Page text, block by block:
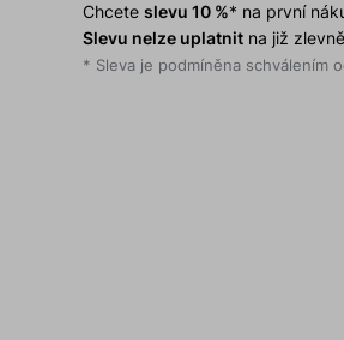
Chcete slevu 10 %* na první
Slevu nelze uplatnitna již
* Sleva je podmíněna schválením